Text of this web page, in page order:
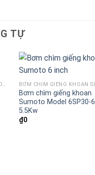
TỰ
BƠM CHÌM GIẾNG KHOAN SUMOTO MODEL SP 4 INCH
Bơm chìm giếng khoan
Sumoto Model 6SP30-6
5.5Kw
₫0